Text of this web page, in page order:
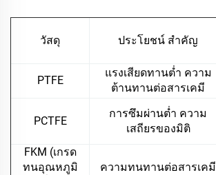
วัสดุ ประโยชน์ สําคัญ
PTFE
แรงเสียดทานต่ำ ความ
ต้านทานต่อสารเคมี
PCTFE
การซึมผ่านต่ำ ความ
เสถียรของมิติ
FKM (เกรด
ทนอุณหภูมิ
ความทนทานต่อสารเคมี